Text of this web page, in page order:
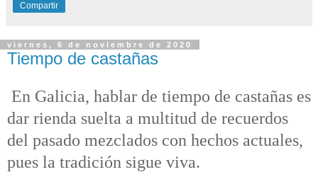
Compartir
viernes, 6 de noviembre de 2020
Tiempo de castañas
En Galicia, hablar de tiempo de castañas es
dar rienda suelta a multitud de recuerdos
del pasado mezclados con hechos actuales,
pues la tradición sigue viva.